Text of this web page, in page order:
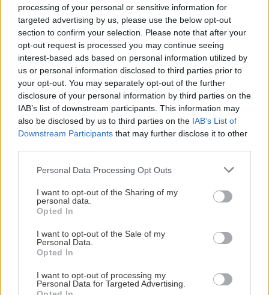
processing of your personal or sensitive information for
targeted advertising by us, please use the below opt-out
section to confirm your selection. Please note that after your
opt-out request is processed you may continue seeing
interest-based ads based on personal information utilized by
us or personal information disclosed to third parties prior to
your opt-out. You may separately opt-out of the further
disclosure of your personal information by third parties on the
IAB’s list of downstream participants. This information may
also be disclosed by us to third parties on the IAB’s List of
Downstream Participants that may further disclose it to other
Please note that this website/app uses one or more Google
not limited to your visit or usage behaviour. You may click to
grant or deny consent to Google and its third-party tags to
use your data for below specified purposes in below Google
consent section.
Personal Data Processing Opt Outs
I want to opt-out of the Sharing of my
personal data.
Opted In
I want to opt-out of the Sale of my
Personal Data.
Opted In
I want to opt-out of processing my
Personal Data for Targeted Advertising.
ApplesToZebras online
shop– απέσπασαν το Χρυσό Βραβείο στην
κατηγορίαsingle poster design και το ασημένιο
βραβείο για τοbrand logo.
Τέλος, άλλη μια πρόσφατη αλλά αποσιωπημένη
στο ευρύ κοινό ελληνική διάκριση είναι αυτή που
απέσπασε ηΡοδάνθη Σεντούκα της Red Design
Consultants. Το funky παγκάκι της από
την λέξη «YoYo» (δείτε τοεδώ) ανήκει στους Top
Winners του China’s Most Successful Design
Awards για το 2010.
Αναζητώντας εθνική σχεδιαστική ταυτότητα
«Τέτοιο πράγμα δεν υπάρχει», μας λέει εξ’ αρχής
ο κ. Φωτιάδης. «Έχουμε κρατήσει λίγο από το
φολκλόρ ελληνικό στοιχείο, αλλά αυτό δεν είναι